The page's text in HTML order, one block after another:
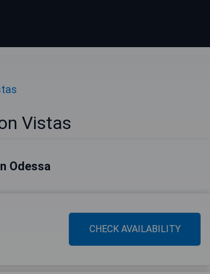
Vistas
Odessa
CHECK AVAILABILITY